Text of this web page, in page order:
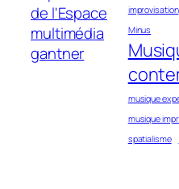
de l'Espace
multimédia
gantner
improvisation
Minus
musique
musique
spatialisme